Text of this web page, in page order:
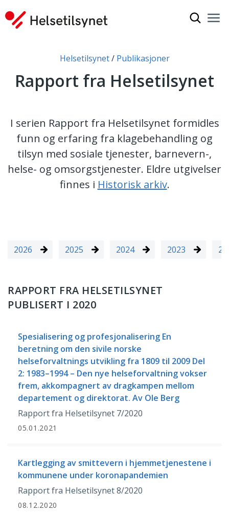
Helsetilsynet Publikasjoner
Rapport fra Helsetilsynet
I serien Rapport fra Helsetilsynet formidles
funn og erfaring fra klagebehandling og
tilsyn med sosiale tjenester, barnevern-,
helse- og omsorgstjenester. Eldre utgivelser
finnes i Historisk arkiv.
2026 2025 2024 2023
RAPPORT FRA HELSETILSYNET
PUBLISERT I 2020
Spesialisering og profesjonalisering En
beretning om den sivile norske
helseforvaltnings utvikling fra 1809 til 2009 Del
2: 1983–1994 – Den nye helseforvaltning vokser
frem, akkompagnert av dragkampen mellom
departement og direktorat. Av Ole Berg
Rapport fra Helsetilsynet 7/2020
05.01.2021
Kartlegging av smittevern i hjemmetjenestene i
kommunene under koronapandemien
Rapport fra Helsetilsynet 8/2020
08.12.2020